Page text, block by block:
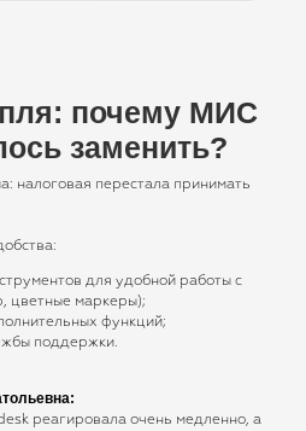
почему МИС
заменить?
налоговая перестала принимать
для удобной работы с
цветные маркеры);
функций;
поддержки.
реагировала очень медленно, а
SQNS
подберём
под